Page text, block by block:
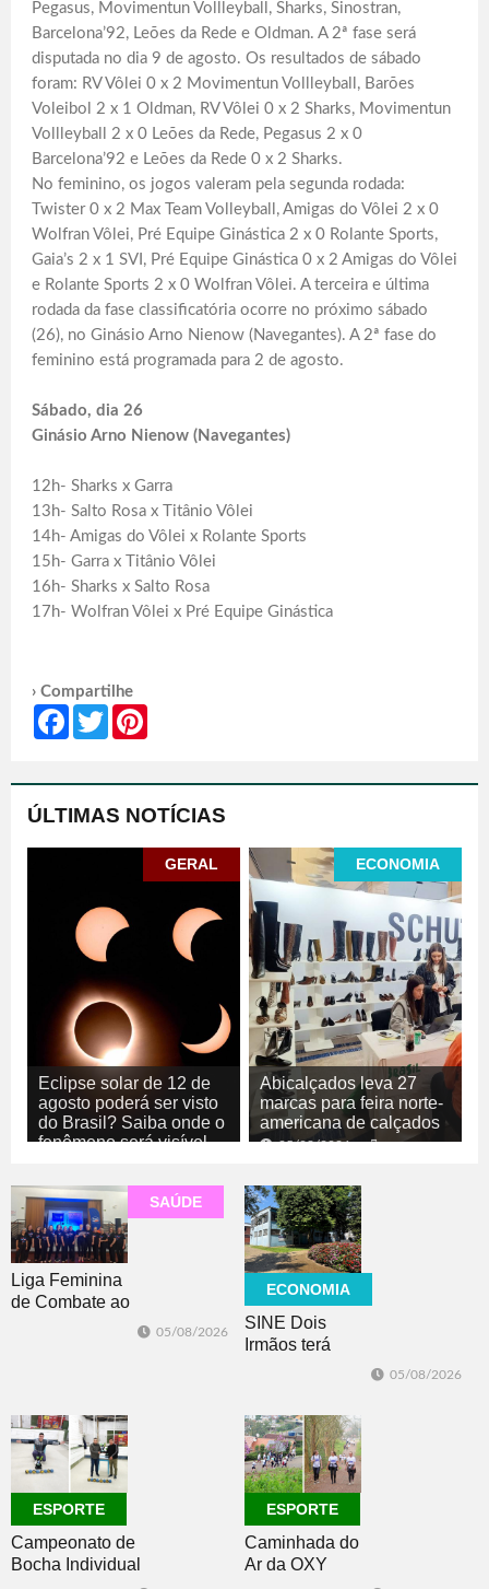
Pegasus, Movimentun Vollleyball, Sharks, Sinostran,
Barcelona’92, Leões da Rede e Oldman. A 2ª fase será
disputada no dia 9 de agosto. Os resultados de sábado
foram: RV Vôlei 0 x 2 Movimentun Vollleyball, Barões
Voleibol 2 x 1 Oldman, RV Vôlei 0 x 2 Sharks, Movimentun
Vollleyball 2 x 0 Leões da Rede, Pegasus 2 x 0
Barcelona’92 e Leões da Rede 0 x 2 Sharks.
No feminino, os jogos valeram pela segunda rodada:
Twister 0 x 2 Max Team Volleyball, Amigas do Vôlei 2 x 0
Wolfran Vôlei, Pré Equipe Ginástica 2 x 0 Rolante Sports,
Gaia’s 2 x 1 SVI, Pré Equipe Ginástica 0 x 2 Amigas do Vôlei
e Rolante Sports 2 x 0 Wolfran Vôlei. A terceira e última
rodada da fase classificatória ocorre no próximo sábado
(26), no Ginásio Arno Nienow (Navegantes). A 2ª fase do
feminino está programada para 2 de agosto.
Sábado, dia 26
Ginásio Arno Nienow (Navegantes)
12h- Sharks x Garra
13h- Salto Rosa x Titânio Vôlei
14h- Amigas do Vôlei x Rolante Sports
15h- Garra x Titânio Vôlei
16h- Sharks x Salto Rosa
17h- Wolfran Vôlei x Pré Equipe Ginástica
› Compartilhe
Facebook
Twitter
ÚLTIMAS NOTÍCIAS
GERAL
Eclipse solar de 12 de
agosto poderá ser visto
do Brasil? Saiba onde o
fenômeno será visível
ECONOMIA
Abicalçados leva 27
marcas para feira norte-
americana de calçados
05/08/2026
SAÚDE
Liga Feminina
de Combate ao
05/08/2026
ECONOMIA
SINE Dois
Irmãos terá
dia 10
05/08/2026
ESPORTE
Campeonato de
Bocha Individual
ESPORTE
Caminhada do
Ar da OXY